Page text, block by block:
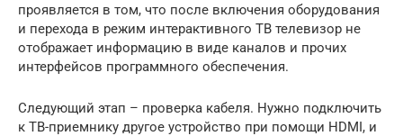
проявляется в том, что после включения оборудования
и перехода в режим интерактивного ТВ телевизор не
отображает информацию в виде каналов и прочих
интерфейсов программного обеспечения.
Следующий этап – проверка кабеля. Нужно подключить
к ТВ-приемнику другое устройство при помощи HDMI, и